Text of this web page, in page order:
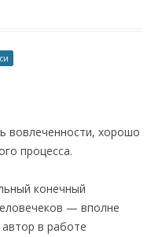
вовлеченности, хорошо
процесса.
конечный
— вполне
в работе